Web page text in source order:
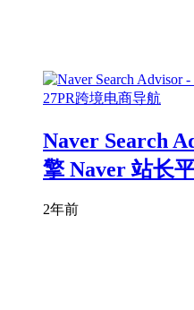
Naver Search
擎 Naver 站长
2年前